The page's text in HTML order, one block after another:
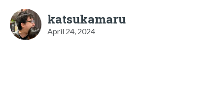
katsukamaru
April 24, 2024